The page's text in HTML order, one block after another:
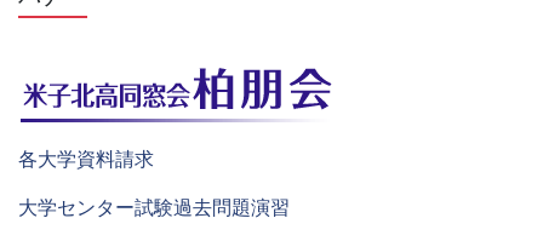
各大学資料請求
大学センター試験過去問題演習